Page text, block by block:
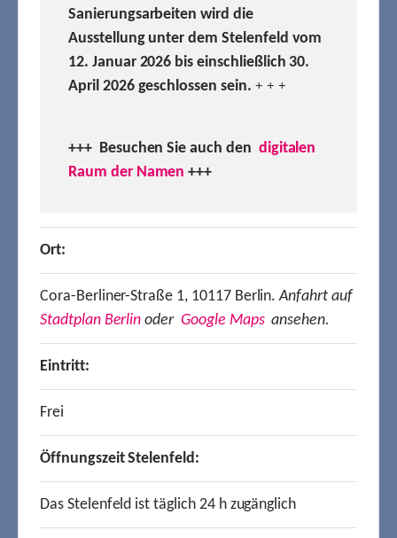
Sanierungsarbeiten wird die
Ausstellung unter dem Stelenfeld vom
12. Januar 2026 bis einschließlich 30.
April 2026 geschlossen sein. + + +
+++ Besuchen Sie auch den digitalen
Raum der Namen +++
Ort:
Cora-Berliner-Straße 1, 10117 Berlin.Anfahrt auf
Stadtplan Berlin oder Google Mapsansehen.
Eintritt:
Frei
Öffnungszeit Stelenfeld:
Das Stelenfeld ist täglich 24 h zugänglich